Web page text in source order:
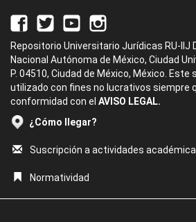
Repositorio Universitario Jurídicas RU-IIJ
Nacional Autónoma de México, Ciudad
P. 04510, Ciudad de México, México.
utilizado con fines no lucrativos siempre
conformidad con el AVISO LEGAL.
¿Cómo llegar?
Suscripción a actividades
Normatividad